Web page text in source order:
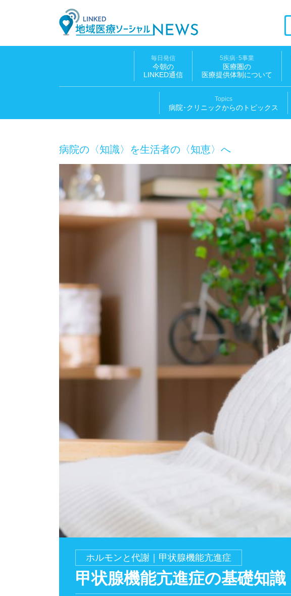
LINKED 地域医療ソーシ
毎日発信
今朝の
LINKED通信
5疾病･5事業
医療圏の
医療提供体制について
Topics
病院･クリニックからのトピックス
病院の〈知識〉を生活者の〈知恵〉へ
ホルモンと代謝｜甲状腺機能亢進症
甲状腺機能亢進症の基礎知識